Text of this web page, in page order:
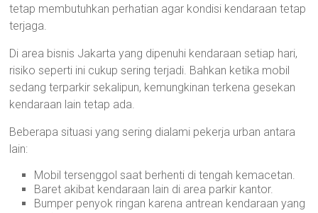
tetap membutuhkan perhatian agar kondisi kendaraan tetap
terjaga.
Di area bisnis Jakarta yang dipenuhi kendaraan setiap hari,
risiko seperti ini cukup sering terjadi. Bahkan ketika mobil
sedang terparkir sekalipun, kemungkinan terkena gesekan
kendaraan lain tetap ada.
Beberapa situasi yang sering dialami pekerja urban antara
lain:
Mobil tersenggol saat berhenti di tengah kemacetan.
Baret akibat kendaraan lain di area parkir kantor.
Bumper penyok ringan karena antrean kendaraan yang